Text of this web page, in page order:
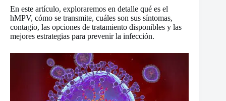
En este artículo, exploraremos en detalle qué es el
hMPV, cómo se transmite, cuáles son sus síntomas,
contagio, las opciones de tratamiento disponibles y las
mejores estrategias para prevenir la infección.